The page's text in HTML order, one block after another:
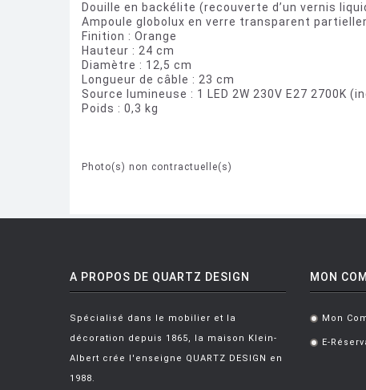
Douille en backélite (recouverte d’un vernis
Ampoule globolux en verre transparent
Finition : Orange
Hauteur : 24 cm
Diamètre : 12,5 cm
Longueur de câble : 23 cm
Source lumineuse : 1 LED 2W 230V E27 2700K
Poids : 0,3 kg
Photo(s) non contractuelle(s)
A PROPOS DE QUARTZ DESIGN
Spécialisé dans le mobilier et la
décoration depuis 1865, la maison Klein-
Albert crée l'enseigne QUARTZ DESIGN en
1988.
MON
. Mon
. E-